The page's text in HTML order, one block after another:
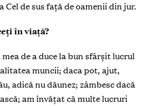
Cel de sus față de oamenii din jur.
în viață?
de a duce la bun sfârșit lucrul
muncii; daca pot, ajut,
adică nu dăunez; zâmbesc dacă
am învățat că multe lucruri